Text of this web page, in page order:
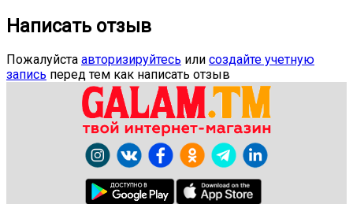
Написать отзыв
Пожалуйста авторизируйтесь или создайте учетную
запись перед тем как написать отзыв